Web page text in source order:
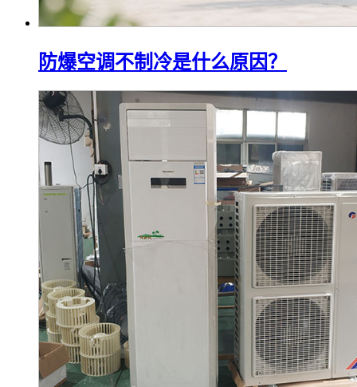
防爆空调不制冷是什么原因？